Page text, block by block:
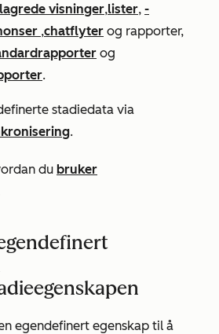
lagrede visninger,lister, -
,chatflyter og rapporter,
og
.
stadiedata via
.
du bruker
egendefinert egenskap til å